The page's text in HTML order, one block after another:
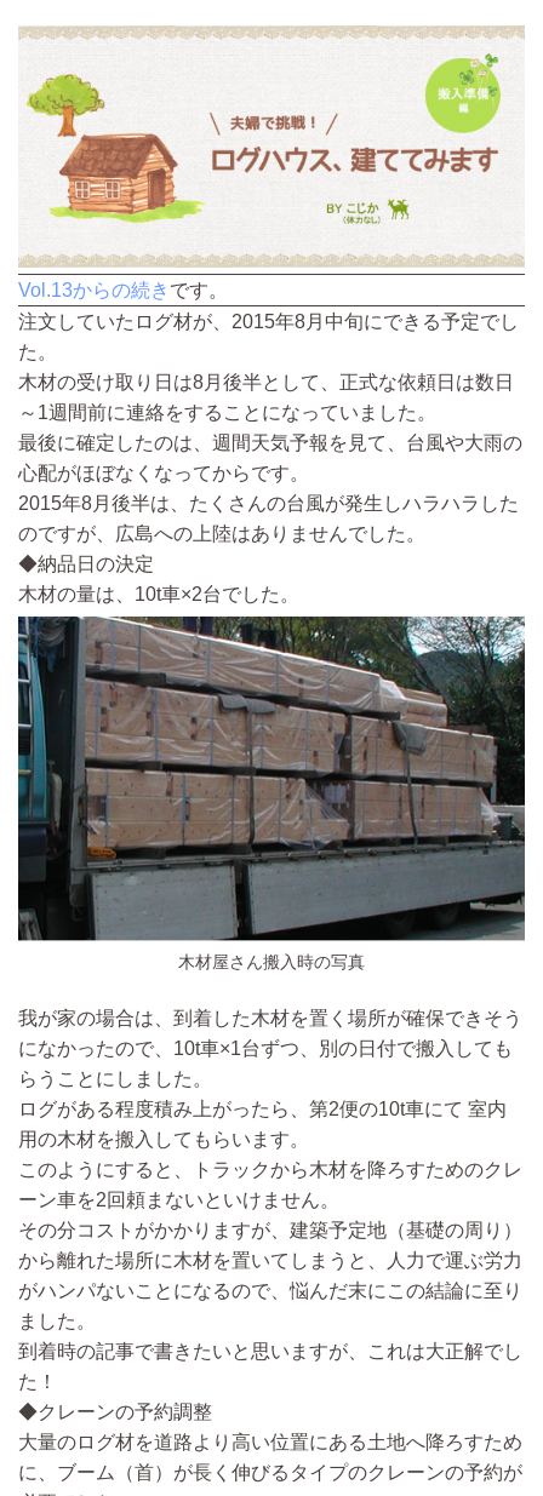
Vol.13からの続き です。
注文していたログ材が、2015年8月中旬にできる予定でし
た。
木材の受け取り日は8月後半として、正式な依頼日は数日
～1週間前に連絡をする ことになっていました。
最後に確定したのは、週間天気予報を見て、台風や大雨の
心配がほぼなくなってからです。
2015年8月後半は、たくさんの台風が発生しハラハラした
のですが、広島への上陸はありませんでした。
◆納品日の決定
木材の量は、10t車×2台でした。
木材屋さん搬入時の写真
我が家の場合は、 到着した木材を置く場所が確保できそう
になかったので、10t車×1台ずつ、別の日付で搬入しても
らうことにしました。
ログがある程度積み上がったら、第2便の10t車にて 室内
用の木材を搬入してもらいます。
このようにすると、トラックから木材を降ろすためのクレ
ーン車を2回頼まないといけません。
その分コストがかかりますが、建築予定地（基礎の周り）
から離れた場所に木材を置いてしまうと、人力で運ぶ労力
がハンパないことになるので、悩んだ末にこの結論に至り
ました。
到着時の記事で書きたいと思いますが、
これは大正解でし
た！
◆クレーンの予約調整
大量のログ材を道路より高い位置にある土地へ降ろすため
に、 ブーム（首）が長く伸びるタイプのクレーンの予約が